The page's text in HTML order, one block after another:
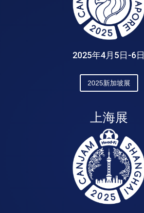
2025年4月5日-6日
2025新加坡展
上海展